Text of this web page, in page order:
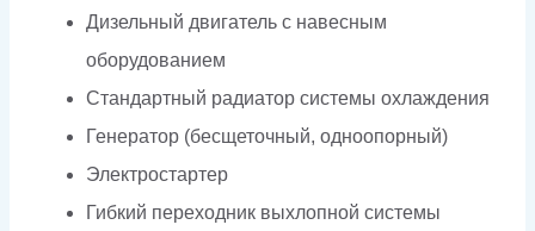
Дизельный двигатель с навесным
оборудованием
Стандартный радиатор системы охлаждения
Генератор (бесщеточный, одноопорный)
Электростартер
Гибкий переходник выхлопной системы